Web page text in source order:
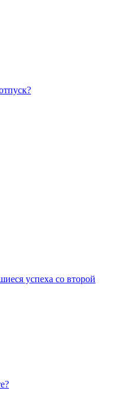
успеха со второй